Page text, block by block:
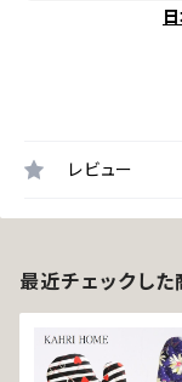
レビュー
最近チェックした